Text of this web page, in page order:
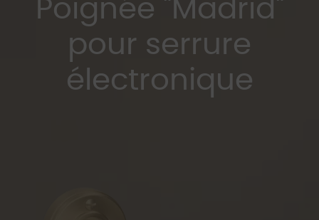
Poignée "Madrid"
pour serrure
électronique